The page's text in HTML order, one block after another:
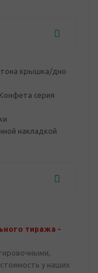
крышка/дно
серия
накладкой
тиража -
у наших